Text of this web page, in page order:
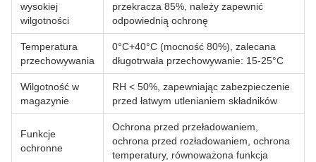
wysokiej
wilgotności
przekracza 85%, należy zapewnić
odpowiednią ochronę
Temperatura
przechowywania
0°C+40°C (mocność 80%), zalecana
długotrwała przechowywanie: 15-25°C
Wilgotność w
magazynie
RH < 50%, zapewniając zabezpieczenie
przed łatwym utlenianiem składników
Funkcje
ochronne
Ochrona przed przeładowaniem,
ochrona przed rozładowaniem, ochrona
temperatury, równoważona funkcja